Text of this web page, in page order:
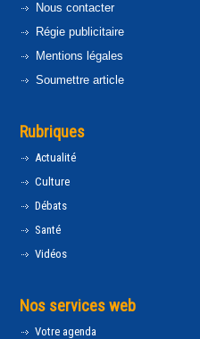
Nous contacter
Régie publicitaire
Mentions légales
Soumettre article
Rubriques
Actualité
Culture
Débats
Santé
Vidéos
Nos services web
Votre agenda